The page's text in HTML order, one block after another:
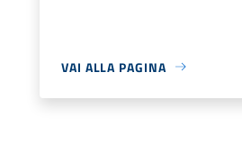
VAI ALLA PAGINA